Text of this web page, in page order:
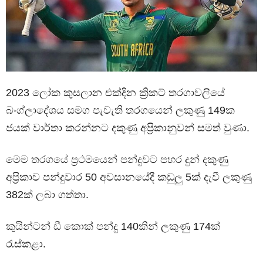
2023 ලෝක කුසලාන එක්දින ක්‍රිකට් තරගාවලියේ
බංග්ලාදේශය සමග පැවැති තරගයෙන් ලකුණු 149ක
ජයක් වාර්තා කරන්නට දකුණු අප්‍රිකානුවන් සමත් වුණා.
මෙම තරගයේ ප්‍රථමයෙන් පන්දුවට පහර දුන් දකුණු
අප්‍රිකාව පන්දුවාර 50 අවසානයේදී කඩුලු 5ක් දැවී ලකුණු
382ක් ලබා ගත්තා.
කුයින්ටන් ඩී කොක් පන්දු 140කින් ලකුණු 174ක්
රැස්කළා.